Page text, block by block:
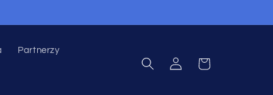
Partnerzy
Zaloguj
się
Koszyk